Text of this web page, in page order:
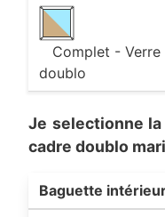
Complet - Verre
doublo
Je selectionne
cadre doublo
Baguette